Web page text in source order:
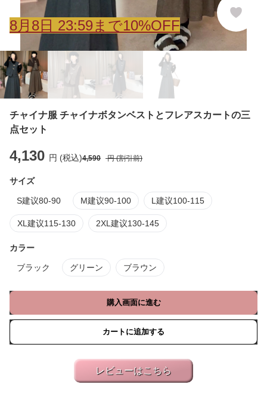
8月 8日 23:59まで10%OFF
チャイナ服 チャイナボタンベストとフレアスカートの三
点セット
4,130 円 (税込)4,590 円 (割引前)
サイズ
S建议80-90 M建议90-100 L建议100-115
XL建议115-130 2XL建议130-145
カラー
ブラック グリーン ブラウン
購入画面に進む
カートに追加する
レビューはこちら